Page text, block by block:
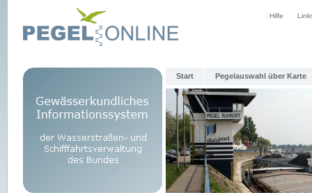
Hilfe
Start Pegelauswahl über Karte